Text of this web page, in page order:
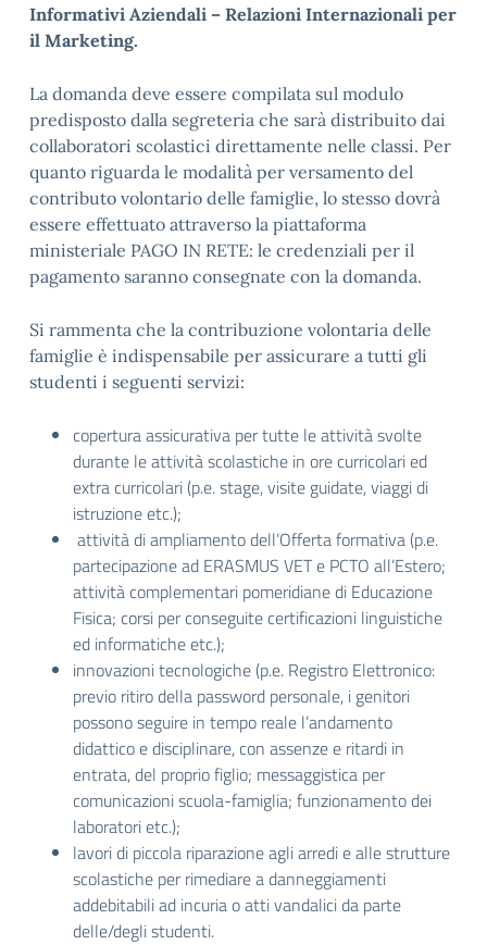
Informativi Aziendali – Relazioni Internazionali per
il Marketing.
La domanda deve essere compilata sul modulo
predisposto dalla segreteria che sarà distribuito dai
collaboratori scolastici direttamente nelle classi. Per
quanto riguarda le modalità per versamento del
contributo volontario delle famiglie, lo stesso dovrà
essere effettuato attraverso la piattaforma
ministeriale PAGO IN RETE: le credenziali per il
pagamento saranno consegnate con la domanda.
Si rammenta che la contribuzione volontaria delle
famiglie è indispensabile per assicurare a tutti gli
studenti i seguenti servizi:
copertura assicurativa per tutte le attività svolte
durante le attività scolastiche in ore curricolari ed
extra curricolari (p.e. stage, visite guidate, viaggi di
istruzione etc.);
attività di ampliamento dell’Offerta formativa (p.e.
partecipazione ad ERASMUS VET e PCTO all’Estero;
attività complementari pomeridiane di Educazione
Fisica; corsi per conseguite certificazioni linguistiche
ed informatiche etc.);
innovazioni tecnologiche (p.e. Registro Elettronico:
previo ritiro della password personale, i genitori
possono seguire in tempo reale l’andamento
didattico e disciplinare, con assenze e ritardi in
entrata, del proprio figlio; messaggistica per
comunicazioni scuola-famiglia; funzionamento dei
laboratori etc.);
lavori di piccola riparazione agli arredi e alle strutture
scolastiche per rimediare a danneggiamenti
addebitabili ad incuria o atti vandalici da parte
delle/degli studenti.